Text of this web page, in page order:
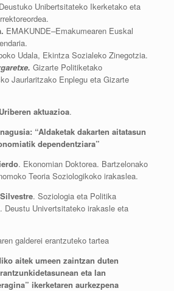
Deustuko Unibertsitateko Ikerketako eta
EMAKUNDE–Emakumearen Euskal
Udala, Ekintza Sozialeko Zinegotzia.
Gizarte Politiketako
Jaurlaritzako Enplegu eta Gizarte
aktuazioa.
“Aldaketak dakarten aitatasun
dependentziara”
. Ekonomian Doktorea. Bartzelonako
Teoria Soziologikoko irakaslea.
. Soziologia eta Politika
Deustu Univertsitateko irakasle eta
galderei erantzuteko tartea
aitek umeen zaintzan duten
eta lan
ikerketaren aurkezpena